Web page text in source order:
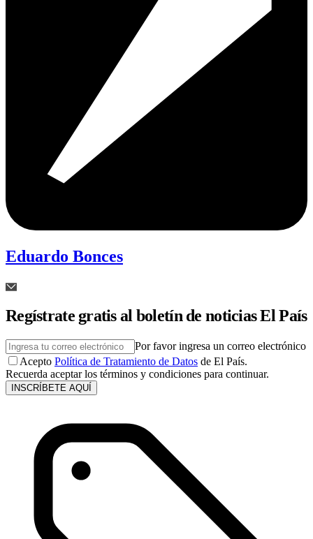
Eduardo Bonces
Regístrate gratis al boletín de noticias El País
Por favor ingresa un correo electrónico
Acepto Política de Tratamiento de Datos de El País.
Recuerda aceptar los términos y condiciones para continuar.
INSCRÍBETE AQUÍ